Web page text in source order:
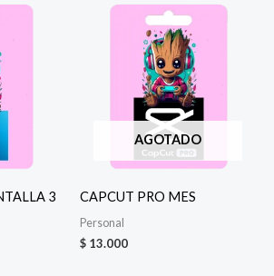
3
AGOTADO
CAPCUT PRO MES
Personal
$ 13.000